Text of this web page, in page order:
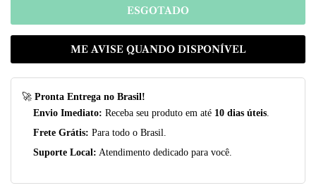
ESGOTADO
ME AVISE QUANDO DISPONÍVEL
🚀 Pronta Entrega no Brasil!
Envio Imediato: Receba seu produto em até 10 dias úteis
Frete Grátis: Para todo o Brasil.
Suporte Local: Atendimento dedicado para você.